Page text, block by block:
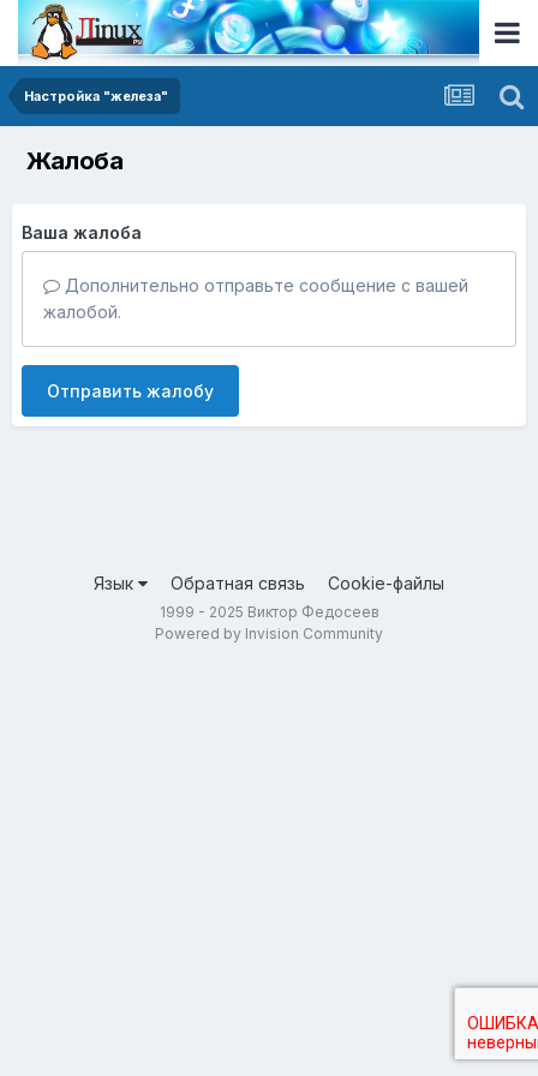
Настройка "железа"
Жалоба
Ваша жалоба
Дополнительно отправьте сообщение с вашей
жалобой.
Отправить жалобу
Язык Обратная связь Cookie-файлы
1999 - 2025 Виктор Федосеев
Powered by Invision Community